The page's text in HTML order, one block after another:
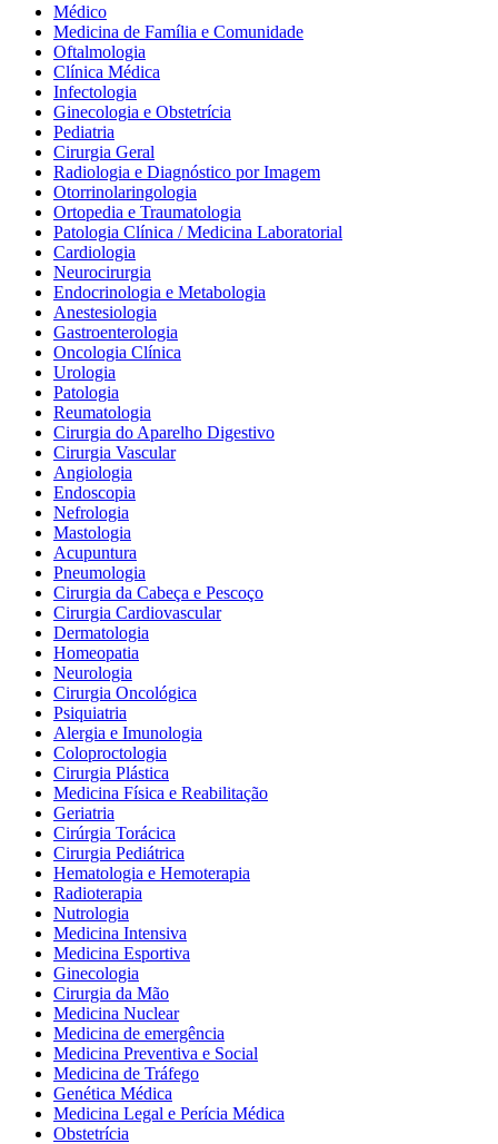
Médico
Medicina de Família e Comunidade
Oftalmologia
Clínica Médica
Infectologia
Ginecologia e Obstetrícia
Pediatria
Cirurgia Geral
Radiologia e Diagnóstico por Imagem
Otorrinolaringologia
Ortopedia e Traumatologia
Patologia Clínica / Medicina Laboratorial
Cardiologia
Neurocirurgia
Endocrinologia e Metabologia
Anestesiologia
Gastroenterologia
Oncologia Clínica
Urologia
Patologia
Reumatologia
Cirurgia do Aparelho Digestivo
Cirurgia Vascular
Angiologia
Endoscopia
Nefrologia
Mastologia
Acupuntura
Pneumologia
Cirurgia da Cabeça e Pescoço
Cirurgia Cardiovascular
Dermatologia
Homeopatia
Neurologia
Cirurgia Oncológica
Psiquiatria
Alergia e Imunologia
Coloproctologia
Cirurgia Plástica
Medicina Física e Reabilitação
Geriatria
Cirúrgia Torácica
Cirurgia Pediátrica
Hematologia e Hemoterapia
Radioterapia
Nutrologia
Medicina Intensiva
Medicina Esportiva
Ginecologia
Cirurgia da Mão
Medicina Nuclear
Medicina de emergência
Medicina Preventiva e Social
Medicina de Tráfego
Genética Médica
Medicina Legal e Perícia Médica
Obstetrícia